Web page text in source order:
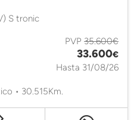
S tronic
PVP 35.600€
33.600€
Hasta 31/08/26
• 30.515Km.